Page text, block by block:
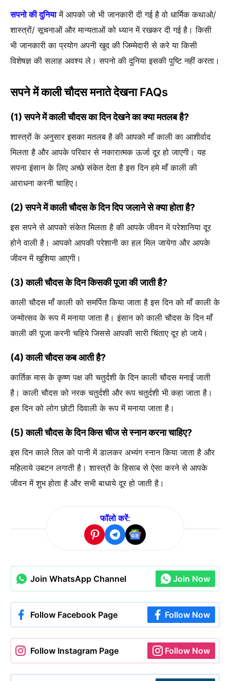
सपनो की दुनियामें आपको जो भी जानकारी दी गई है वो धार्मिक कथाओ/
शास्त्रों/ सूचनाओं और मान्यताओं को ध्यान में रखकर दी गई है। किसी
भी जानकारी का प्रयोग अपनी खुद की जिम्मेदारी से करे या किसी
विशेषज्ञ की सलाह अवश्य ले। सपनो की दुनिया इसकी पुष्टि नहीं करता।
सपने में काली चौदस मनाते देखना FAQs
(1) सपने में काली चौदस का दिन देखने का क्या मतलब है?
शास्त्रों के अनुसार इसका मतलब है की आपको माँ काली का आशीर्वाद
मिलता है और आपके परिवार से नकारात्मक ऊर्जा दूर हो जाएगी। यह
सपना इंसान के लिए अच्छे संकेत देता है इस दिन हमे माँ काली की
आराधना करनी चाहिए।
(2) सपने में काली चौदस के दिन दिप जलाने से क्या होता है?
इस सपने से आपको संकेत मिलता है की आपके जीवन में परेशानिया दूर
होने वाली है। आपको आपकी परेशानी का हल मिल जायेगा और आपके
जीवन में खुशिया आएगी।
(3) काली चौदस के दिन किसकी पूजा की जाती है?
काली चौदस माँ काली को समर्पित किया जाता है इस दिन को माँ काली के
जन्मोत्सव के रूप में मनाया जाता है। इंसान को काली चौदस के दिन माँ
काली की पूजा करनी चहिये जिससे आपकी सारी चिंताए दूर हो जाये।
(4) काली चौदस कब आती है?
कार्तिक मास के कृष्ण पक्ष की चतुर्दशी के दिन काली चौदस मनाई जाती
है। काली चौदस को नरक चतुर्दशी और रूप चतुर्दशी भी कहा जाता है।
इस दिन को लोग छोटी दिवाली के रूप में मनाया जाता है।
(5) काली चौदस के दिन किस चीज से स्नान करना चाहिए?
इस दिन काले तिल को पानी में डालकर अभ्यंग स्नान किया जाता है और
महिलाये उबटन लगाती है। शास्त्रों के हिसाब से ऐसा करने से आपके
जीवन में शुभ होता है और सभी बाधाये दूर हो जाती है।
फॉलो करें:
Join WhatsApp Channel Join Now
Follow Facebook Page Follow Now
Follow Instagram Page Follow Now